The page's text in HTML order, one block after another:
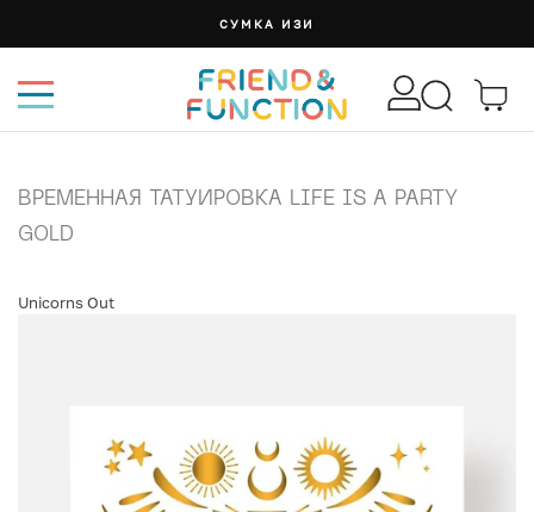
СУМКА ИЗИ
ВРЕМЕННАЯ ТАТУИРОВКА LIFE IS A PARTY
GOLD
Unicorns Out